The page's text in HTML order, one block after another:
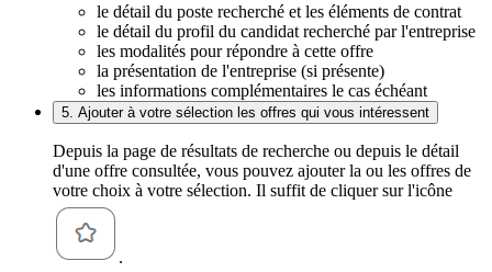
le détail du poste recherché et les éléments de contrat
le détail du profil du candidat recherché par l'entreprise
les modalités pour répondre à cette offre
la présentation de l'entreprise (si présente)
les informations complémentaires le cas échéant
5. Ajouter à votre sélection les offres qui vous intéressent
Depuis la page de résultats de recherche ou depuis le détail
d'une offre consultée, vous pouvez ajouter la ou les offres de
votre choix à votre sélection. Il suffit de cliquer sur l'icône
.